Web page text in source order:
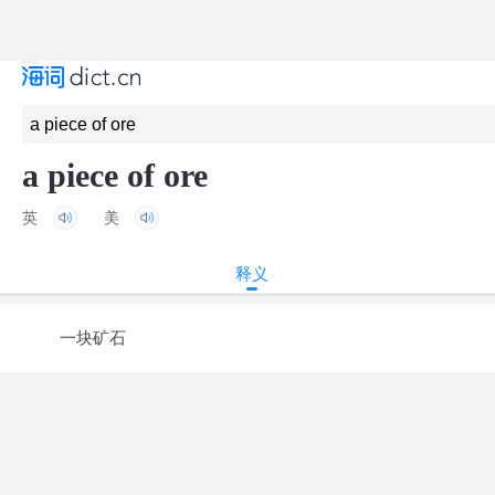
a piece of ore
英 美
释义
一块矿石